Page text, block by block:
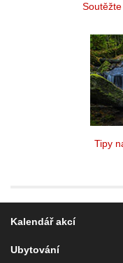
Tipy
Kalendář akcí
Ubytování